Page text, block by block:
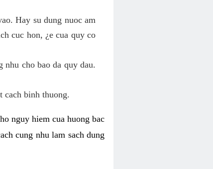
Hay su dung nuoc am
cuc hon, ¿e cua quy co
nhu cho bao da quy dau.
cach binh thuong.
nguy hiem cua huong bac
cung nhu lam sach dung